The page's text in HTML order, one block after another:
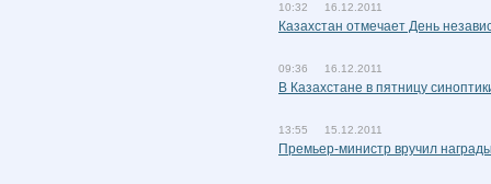
10:32 16.12.2011
Казахстан отмечает День
09:36 16.12.2011
В Казахстане в пятницу
13:55 15.12.2011
Премьер-министр вручил